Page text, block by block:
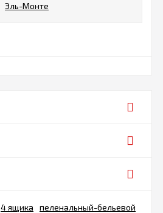
Эль-Монте
4 ящика пеленальный-бельевой